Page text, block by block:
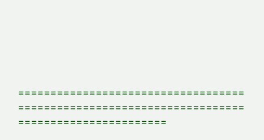
===================================
===================================
=======================